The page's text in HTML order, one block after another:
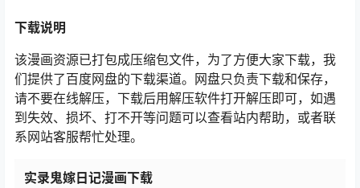
下载说明
该漫画资源已打包成压缩包文件，为了方便大家下载，我
们提供了百度网盘的下载渠道。网盘只负责下载和保存，
请不要在线解压，下载后用解压软件打开解压即可，如遇
到失效、损坏、打不开等问题可以查看站内帮助，或者联
系网站客服帮忙处理。
实录鬼嫁日记漫画下载